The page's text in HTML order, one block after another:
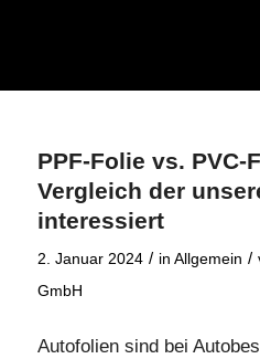
PPF-Folie vs. PVC-
Vergleich der
interessiert
2. Januar 2024 / in Allgemein /
GmbH
Autofolien sind bei